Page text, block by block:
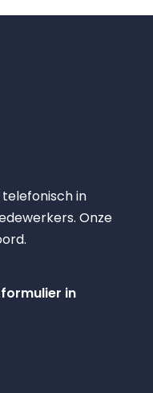
in
Onze
in